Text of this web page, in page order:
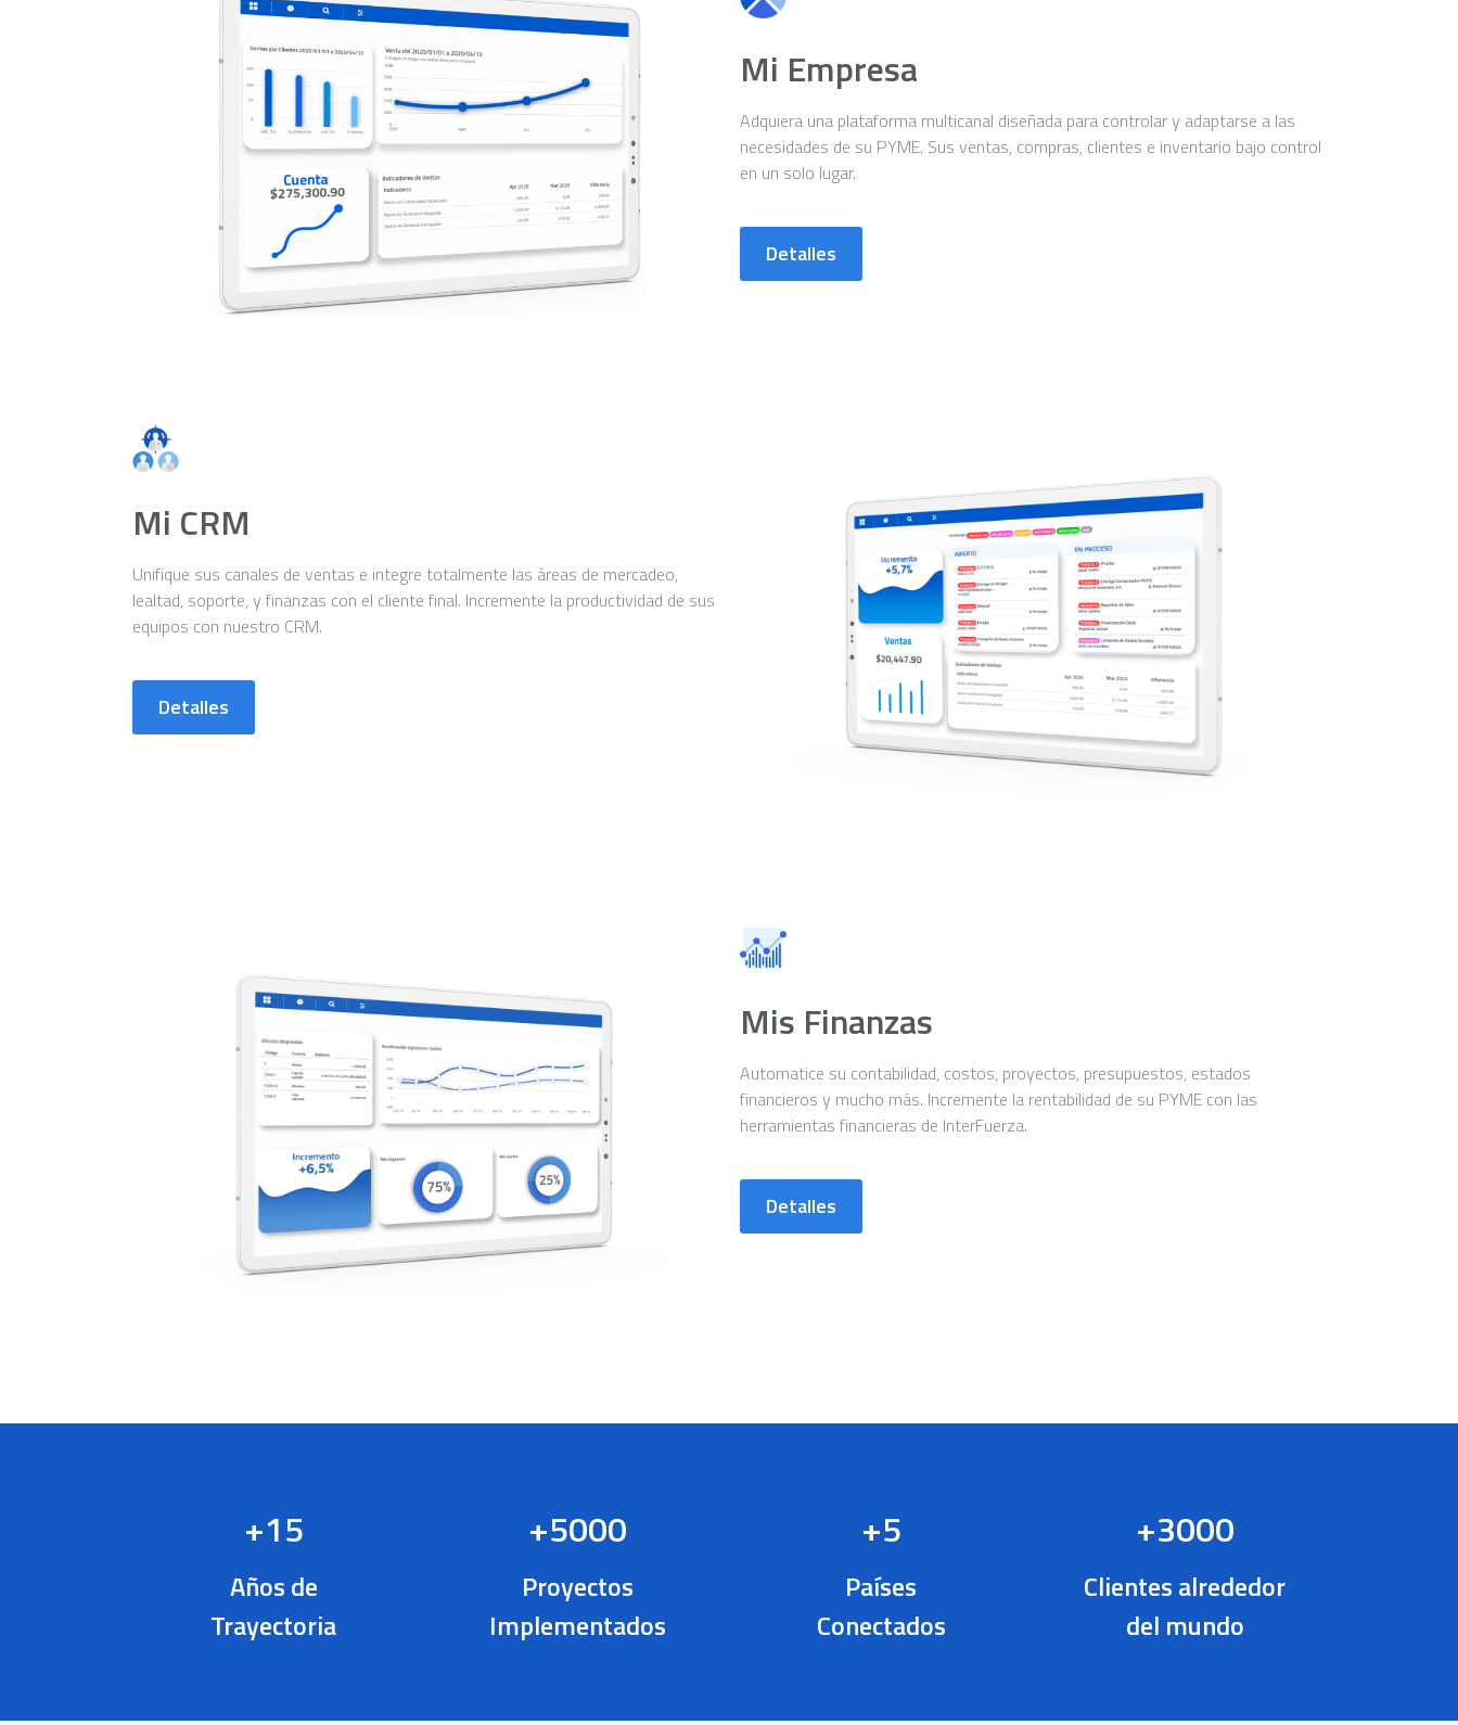
Mi Empresa
Adquiera una plataforma multicanal diseñada para controlar y adaptarse a las
necesidades de su PYME. Sus ventas, compras, clientes e inventario bajo control
en un solo lugar.
Detalles
Mi CRM
Unifique sus canales de ventas e integre totalmente las áreas de mercadeo,
lealtad, soporte, y finanzas con el cliente final. Incremente la productividad de sus
equipos con nuestro CRM.
Detalles
Mis Finanzas
Automatice su contabilidad, costos, proyectos, presupuestos, estados
financieros y mucho más. Incremente la rentabilidad de su PYME con las
herramientas financieras de InterFuerza.
Detalles
+15
Años de
Trayectoria
+5000
Proyectos
Implementados
+5
Países
Conectados
+3000
Clientes alrededor
del mundo